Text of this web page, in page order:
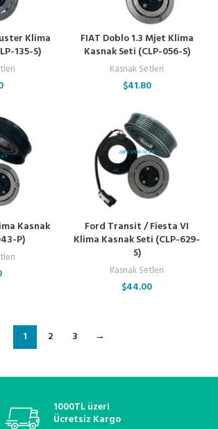
Klima
135-S)
FIAT Doblo 1.3 Mjet Klima
Kasnak Seti (CLP-056-S)
Kasnak Setleri
$41.80
Kasnak
P)
Ford Transit / Fiesta VI
Klima Kasnak Seti (CLP-629-
S)
Kasnak Setleri
$44.00
1 2 3 →
1000TL üzeri
Ücretsiz Kargo